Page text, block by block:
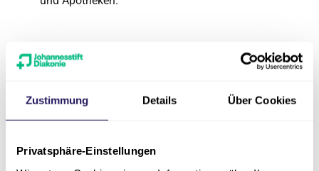
Zustimmung Details Über Cookies
Privatsphäre-Einstellungen
Download